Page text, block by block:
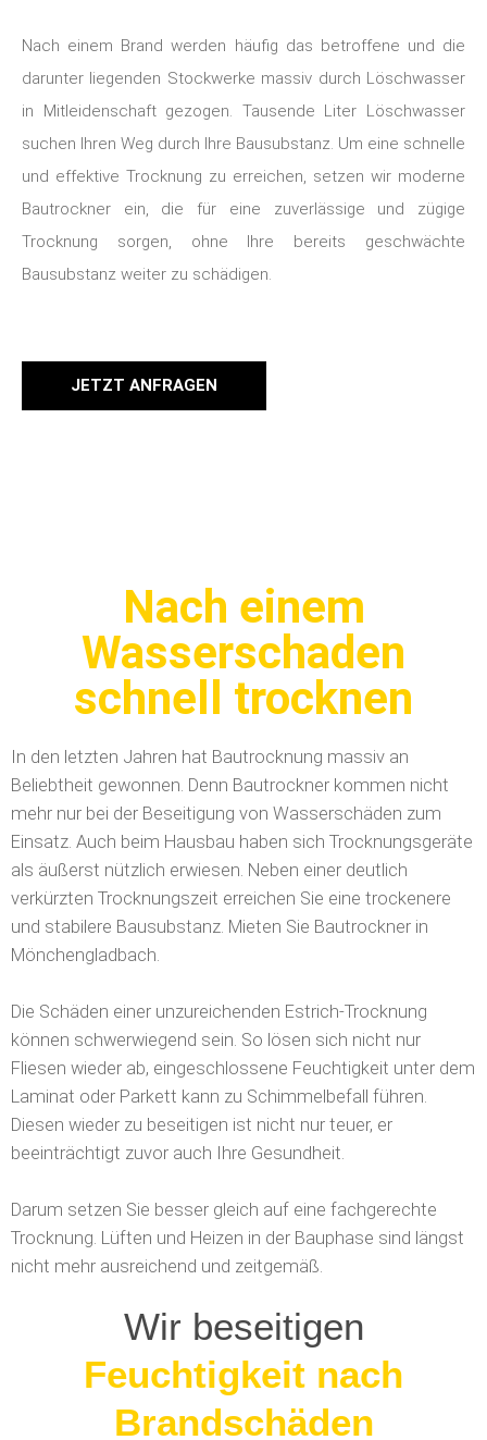
Nach einem Brand werden häufig das betroffene und die
darunter liegenden Stockwerke massiv durch Löschwasser
in Mitleidenschaft gezogen. Tausende Liter Löschwasser
suchen Ihren Weg durch Ihre Bausubstanz. Um eine schnelle
und effektive Trocknung zu erreichen, setzen wir moderne
Bautrockner ein, die für eine zuverlässige und zügige
Trocknung sorgen, ohne Ihre bereits geschwächte
Bausubstanz weiter zu schädigen.
JETZT ANFRAGEN
Nach einem
Wasserschaden
schnell trocknen
In den letzten Jahren hat Bautrocknung massiv an
Beliebtheit gewonnen. Denn Bautrockner kommen nicht
mehr nur bei der Beseitigung von Wasserschäden zum
Einsatz. Auch beim Hausbau haben sich Trocknungsgeräte
als äußerst nützlich erwiesen. Neben einer deutlich
verkürzten Trocknungszeit erreichen Sie eine trockenere
und stabilere Bausubstanz. Mieten Sie Bautrockner in
Mönchengladbach.
Die Schäden einer unzureichenden Estrich-Trocknung
können schwerwiegend sein. So lösen sich nicht nur
Fliesen wieder ab, eingeschlossene Feuchtigkeit unter dem
Laminat oder Parkett kann zu Schimmelbefall führen.
Diesen wieder zu beseitigen ist nicht nur teuer, er
beeinträchtigt zuvor auch Ihre Gesundheit.
Darum setzen Sie besser gleich auf eine fachgerechte
Trocknung. Lüften und Heizen in der Bauphase sind längst
nicht mehr ausreichend und zeitgemäß.
Wir beseitigen
Löschwasserschäden